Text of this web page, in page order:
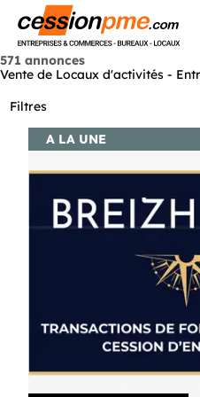
571 annonces
Vente de Locaux d'activités -
Filtres
A LA UNE